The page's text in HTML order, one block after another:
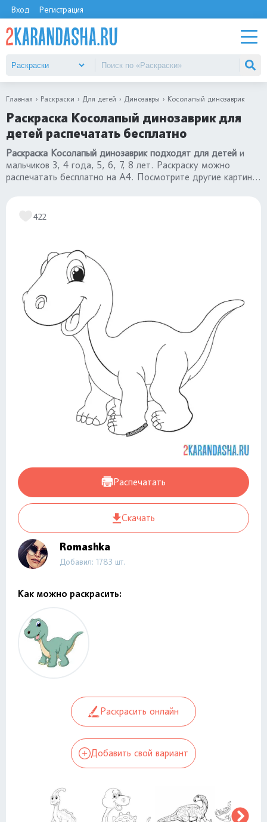
Вход Регистрация
Главная Раскраски Для детей Динозавры Косолапый динозаврик
Раскраска Косолапый динозаврик для
детей распечатать бесплатно
Раскраска Косолапый динозаврик подходят для детей и
мальчиков 3, 4 года, 5, 6, 7, 8 лет. Раскраску можно
распечатать бесплатно на А4. Посмотрите другие картинки
422
Распечатать
Скачать
Romashka
Добавил: 1783 шт.
Как можно раскрасить:
Раскрасить онлайн
Добавить свой вариант